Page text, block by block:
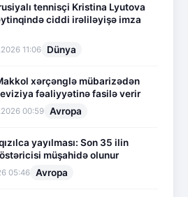
tennisçi Kristina Lyutova
ciddi irəliləyişə imza
11:06 Dünya
xərçənglə mübarizədən
fəaliyyətinə fasilə verir
00:59 Avropa
yayılması: Son 35 ilin
müşahidə olunur
05:46 Avropa